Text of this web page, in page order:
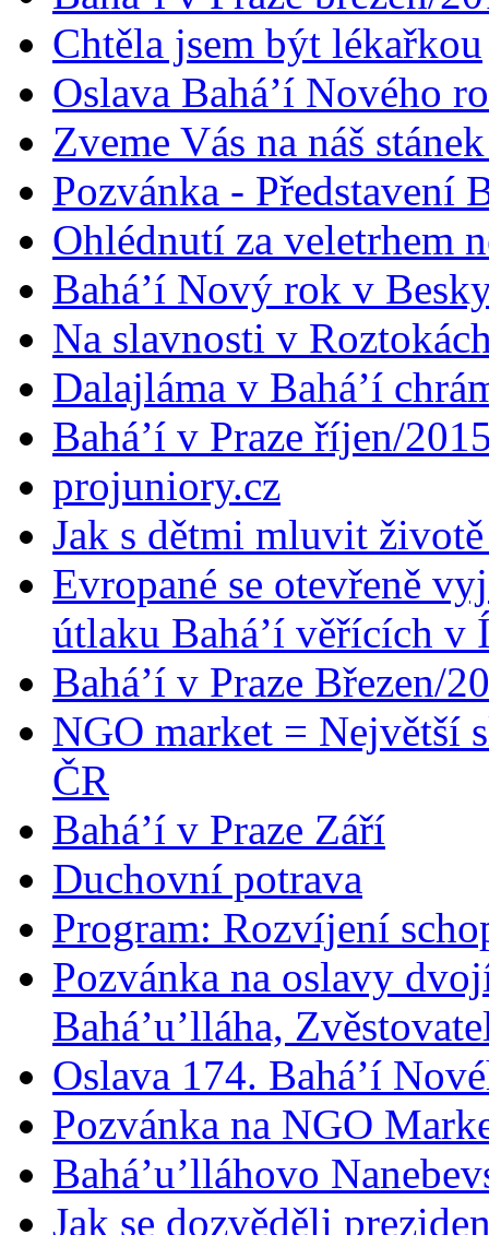
Chtěla jsem být lékařkou
Oslava Bahá’í Nového
Zveme Vás na náš
Pozvánka - Představení
Ohlédnutí za veletrhem
Bahá’í Nový rok v
Na slavnosti v
Dalajláma v Bahá’í
Bahá’í v Praze říjen/
projuniory.cz
Jak s dětmi mluvit
Evropané se otevřeně
útlaku Bahá’í věřících v
Bahá’í v Praze Březen/
NGO market = Největší
ČR
Bahá’í v Praze Září
Duchovní potrava
Program: Rozvíjení
Pozvánka na oslavy
Bahá’u’lláha,
Oslava 174. Bahá’í
Pozvánka na NGO
Bahá’u’lláhovo
Jak se dozvěděli